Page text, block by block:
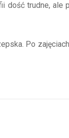
trudne, ale
Po